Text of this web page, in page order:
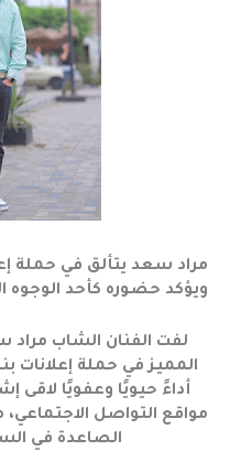
مراد سعد يتألق في حملة
ويؤكد حضوره كأحد الوجوه
لفت الفنان الشاب مراد
المميز في حملة إعلانات
أداءً حيويًا وعفويًا لاقى
مواقع التواصل
الصاعدة في